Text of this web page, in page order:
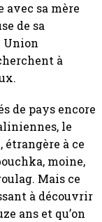
avec sa mère
de sa
Union
à
de pays encore
le
étrangère à ce
moine,
Mais ce
à découvrir
ans et qu’on